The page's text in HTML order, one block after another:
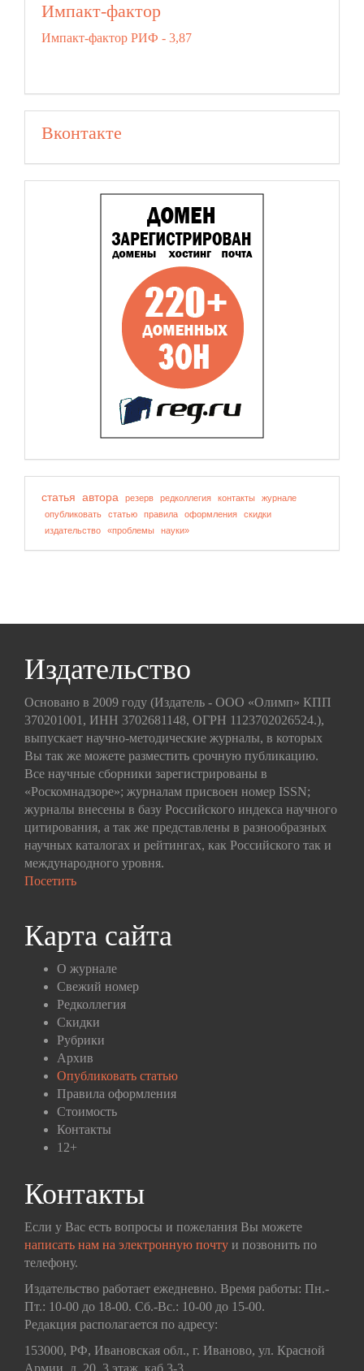
Импакт-фактор
Импакт-фактор РИФ - 3,87
Вконтакте
статья автора резерв редколлегия контакты
журнале
опубликовать
статью правила оформления
скидки
издательство
«проблемы науки»
Издательство
Основано в 2009 году (Издатель - ООО «Олимп» КПП
370201001, ИНН 3702681148, ОГРН 1123702026524.),
выпускает научно-методические журналы, в которых
Вы так же можете разместить срочную публикацию.
Все научные сборники зарегистрированы в
«Роскомнадзоре»; журналам присвоен номер ISSN;
журналы внесены в базу Российского индекса научного
цитирования, а так же представлены в разнообразных
научных каталогах и рейтингах, как Российского так и
международного уровня.
Посетить
Карта сайта
О журнале
Свежий номер
Редколлегия
Скидки
Рубрики
Архив
Опубликовать статью
Правила оформления
Стоимость
Контакты
12+
Контакты
Если у Вас есть вопросы и пожелания Вы можете
написать нам на электронную почту и позвонить по
телефону.
Издательство работает ежедневно. Время работы: Пн.-
Пт.: 10-00 до 18-00. Сб.-Вс.: 10-00 до 15-00.
Редакция располагается по адресу:
153000, РФ, Ивановская обл., г. Иваново, ул. Красной
Армии, д. 20, 3 этаж, каб 3-3